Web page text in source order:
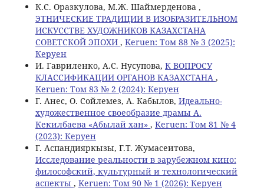
К.С. Оразкулова, М.Ж. Шаймерденова ,
ЭТНИЧЕСКИЕ ТРАДИЦИИ В ИЗОБРАЗИТЕЛЬНОМ
ИСКУССТВЕ ХУДОЖНИКОВ КАЗАХСТАНА
СОВЕТСКОЙ ЭПОХИ , Keruen: Том 88 № 3 (2025):
Керуен
И. Гавриленко, А.С. Нусупова, К ВОПРОСУ
КЛАССИФИКАЦИИ ОРГАНОВ КАЗАХСТАНА ,
Keruen: Том 83 № 2 (2024): Керуен
Г. Анес, О. Сойлемез, А. Кабылов, Идеально-
художественное своеобразие драмы А.
Кекилбаева «Абылай хан» , Keruen: Том 81 № 4
(2023): Керуен
Г. Аспандияркызы, Г.Т. Жумасеитова,
Исследование реальности в зарубежном кино:
философский, культурный и технологический
аспекты , Keruen: Том 90 № 1 (2026): Керуен